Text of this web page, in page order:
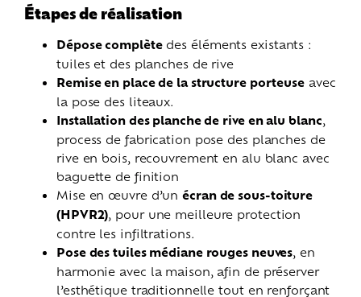
Étapes de réalisation
Dépose complètedes éléments existants :
tuiles et des planches de rive
Remise en place de la structure porteuse avec
la pose des liteaux.
Installation des planche de rive en alu blanc,
process de fabrication pose des planches de
rive en bois, recouvrement en alu blanc avec
baguette de finition
Mise en œuvre d’unécran de sous-toiture
(HPVR2), pour une meilleure protection
contre les infiltrations.
Pose des tuiles médiane rouges neuves, en
harmonie avec la maison, afin de préserver
l’esthétique traditionnelle tout en renforçant